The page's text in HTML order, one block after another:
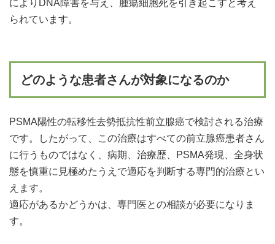
によりDNA障害を与え、腫瘍細胞死を引き起こすと考え
られています。
どのような患者さんが対象になるのか
PSMA陽性の転移性去勢抵抗性前立腺癌で検討される治療
です。したがって、この治療はすべての前立腺癌患者さん
に行うものではなく、病期、治療歴、PSMA発現、全身状
態を慎重に見極めたうえで適応を判断する専門的治療とい
えます。
適応があるかどうかは、専門医との相談が必要になりま
す。